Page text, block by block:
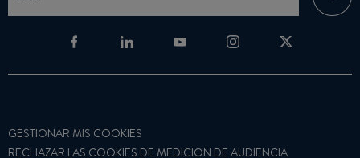
GESTIONAR MIS COOKIES
RECHAZAR LAS COOKIES DE MEDICION DE AUDIENCIA